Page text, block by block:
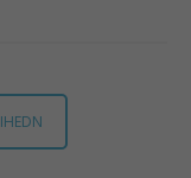
IHEDN